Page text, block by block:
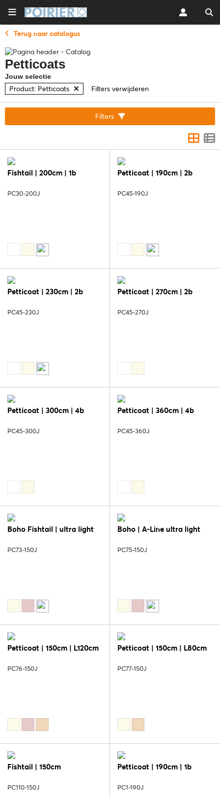
Terug naar catalogus
Petticoats
Jouw selectie
Product: Petticoats Filters verwijderen
Filters
Fishtail | 200cm | 1b
PC30-200J
Petticoat | 190cm | 2b
PC45-190J
Petticoat | 230cm | 2b
PC45-230J
Petticoat | 270cm | 2b
PC45-270J
Petticoat | 300cm | 4b
PC45-300J
Petticoat | 360cm | 4b
PC45-360J
Boho Fishtail | ultra light
PC73-150J
Boho | A-Line ultra light
PC75-150J
Petticoat | 150cm | L120cm
PC76-150J
Petticoat | 150cm | L80cm
PC77-150J
Fishtail | 150cm
PC110-150J
Petticoat | 190cm | 1b
PC1-190J